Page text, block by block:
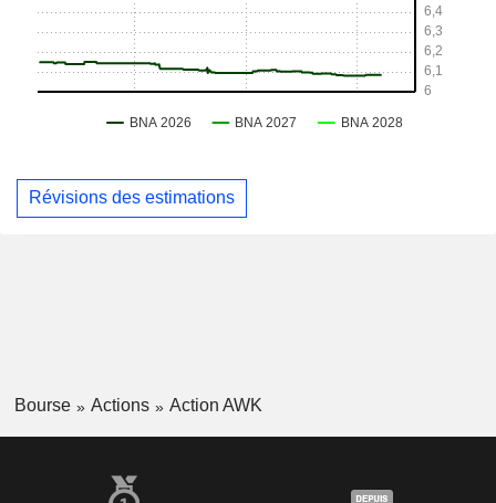
Révisions des estimations
Bourse Actions Action AWK